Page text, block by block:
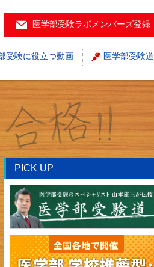
医学部受験ラボメンバーズ登録
受験に役立つ動画 医学部受験道
PICK UP